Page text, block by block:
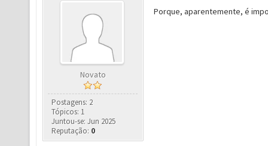
Novato
Postagens: 2
Tópicos: 1
Juntou-se: Jun 2025
Reputação: 0
Porque, aparentemente, é